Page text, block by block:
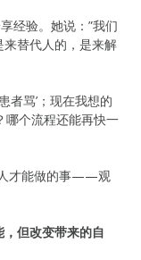
经验。她说：”我们
替代人的，是来解
者骂’；现在我想的
哪个流程还能再快一
人才能做的事——观
但改变带来的自